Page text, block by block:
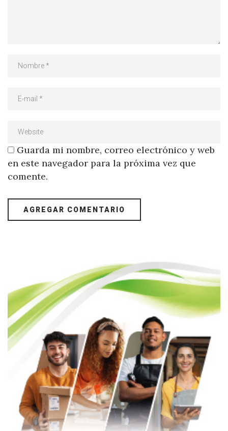
Guarda mi nombre, correo electrónico y web
en este navegador para la próxima vez que
comente.